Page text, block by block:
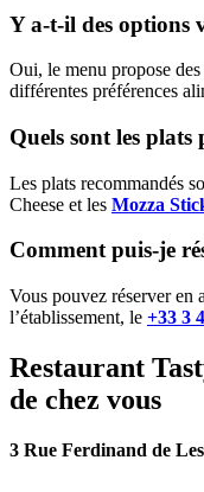
Y a-t-il des options
Oui, le menu propose
différentes préférences
Quels sont les plats
Les plats recommandés
Cheese et les Mozza
Comment puis-je
Vous pouvez réserver en
l’établissement, le +33 3
Restaurant
de chez vous
3 Rue Ferdinand de